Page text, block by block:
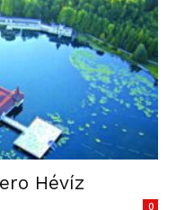
Hévíz
0